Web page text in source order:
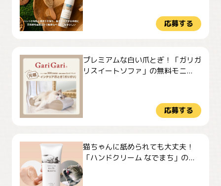
応募する
プレミアムな白い爪とぎ！「ガリガ
リスイートソファ」の無料モニ...
応募する
猫ちゃんに舐められても大丈夫！
「ハンドクリーム なでまち」の...